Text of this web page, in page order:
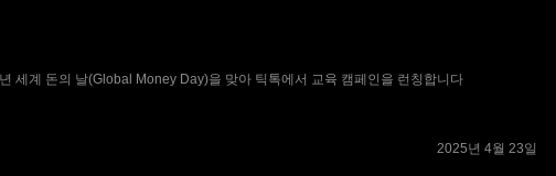
세계 돈의 날(Global Money Day)을 맞아 틱톡에서 교육 캠페인을 런칭합니다
2025년 4월 23일